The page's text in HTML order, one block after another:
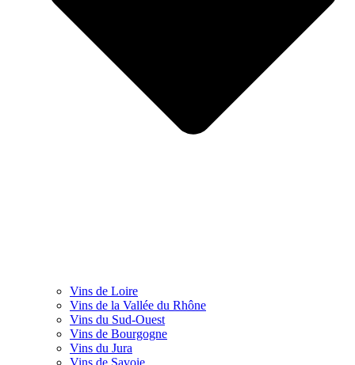
Vins de Loire
Vins de la Vallée du Rhône
Vins du Sud-Ouest
Vins de Bourgogne
Vins du Jura